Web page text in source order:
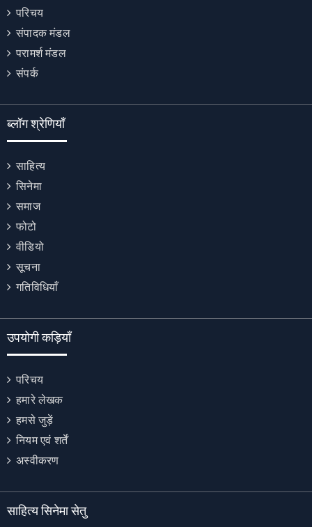
परिचय
संपादक मंडल
परामर्श मंडल
संपर्क
ब्लॉग श्रेणियाँ
साहित्य
सिनेमा
समाज
फोटो
वीडियो
सूचना
गतिविधियाँ
उपयोगी कड़ियाँ
परिचय
हमारे लेखक
हमसे जुड़ें
नियम एवं शर्तें
अस्वीकरण
साहित्य सिनेमा सेतु